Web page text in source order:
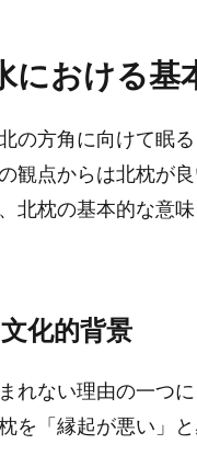
における基
の方角に向けて眠
観点からは北枕が
北枕の基本的な意
化的背景
れない理由の一つ
を「縁起が悪い」